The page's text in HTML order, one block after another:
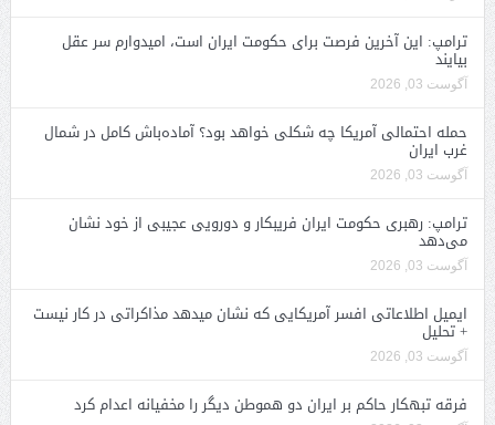
ترامپ: این آخرین فرصت برای حکومت ایران است، امیدوارم سر عقل
بیایند
آگوست 03, 2026
حمله احتمالی آمریکا چه شکلی خواهد بود؟ آماده‌باش کامل در شمال
غرب ایران
آگوست 03, 2026
ترامپ: رهبری حکومت ایران فریبکار و دورویی عجیبی از خود نشان
می‌دهد
آگوست 03, 2026
ایمیل اطلاعاتی افسر آمریکایی که نشان میدهد مذاکراتی در کار نیست
+ تحلیل
آگوست 03, 2026
فرقه تبهکار حاکم بر ایران دو هموطن دیگر را مخفیانه اعدام کرد